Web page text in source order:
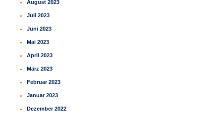
August 2023
Juli 2023
Juni 2023
Mai 2023
April 2023
März 2023
Februar 2023
Januar 2023
Dezember 2022